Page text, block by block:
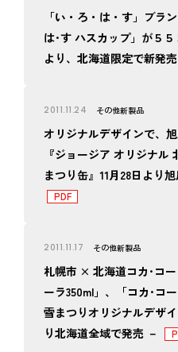
「い・ろ・は・す」ブラ
は･す ハスカップ」が５
より、北海道限定で新発
2011.11.24 その他新製品
オリジナルデザインで、
『ジョージア オリジナ
まつり缶』11月28日より
2011.11.17 その他新製品
札幌市 × 北海道コカ･コ
ーラ350ml」、「コカ･コ
雪まつりオリジナルデザ
り北海道全域で発売 －